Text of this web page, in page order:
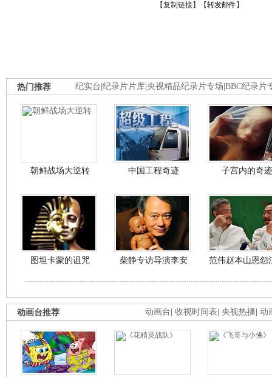
【复制链接】【转发邮件 】
纪实台 纪录片片库 央视精品纪录片专场 BBC纪录片
热门推荐
朝鲜战场大逆转 中国工程奇迹 子宫内的奇迹
图坦卡蒙的诅咒 柴静专访导演李安 范伟赵本山恩怨
动画台 收视时间表 央视热播 动
动画台推荐